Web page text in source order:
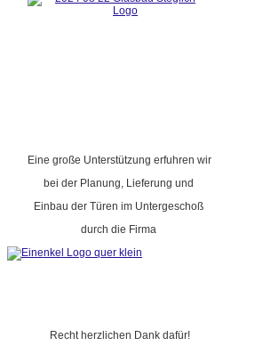
Eine große Unterstützung erfuhren wir
bei der Planung, Lieferung und
Einbau der Türen im Untergeschoß
durch die Firma
Recht herzlichen Dank dafür!